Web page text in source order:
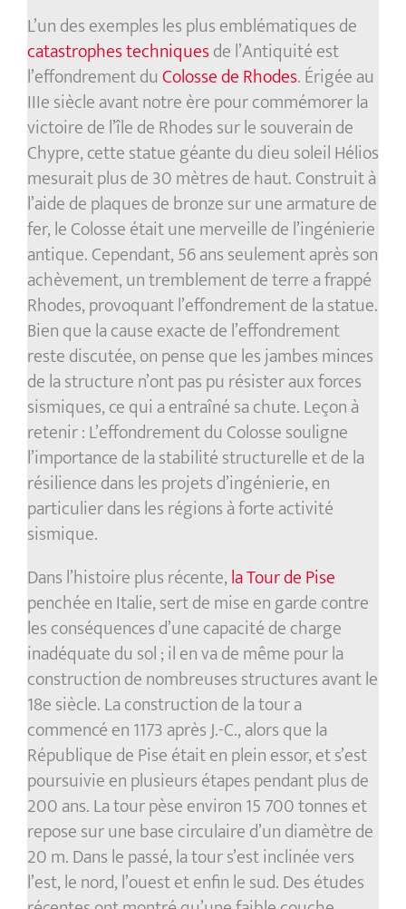
L’un des exemples les plus emblématiques de
catastrophes techniquesde l’Antiquité est
l’effondrement duColosse de Rhodes. Érigée au
IIIe siècle avant notre ère pour commémorer la
victoire de l’île de Rhodes sur le souverain de
Chypre, cette statue géante du dieu soleil Hélios
mesurait plus de 30 mètres de haut. Construit à
l’aide de plaques de bronze sur une armature de
fer, le Colosse était une merveille de l’ingénierie
antique. Cependant, 56 ans seulement après son
achèvement, un tremblement de terre a frappé
Rhodes, provoquant l’effondrement de la statue.
Bien que la cause exacte de l’effondrement
reste discutée, on pense que les jambes minces
de la structure n’ont pas pu résister aux forces
sismiques, ce qui a entraîné sa chute. Leçon à
retenir : L’effondrement du Colosse souligne
l’importance de la stabilité structurelle et de la
résilience dans les projets d’ingénierie, en
particulier dans les régions à forte activité
sismique.
Dans l’histoire plus récente,la Tour de Pise
penchée en Italie, sert de mise en garde contre
les conséquences d’une capacité de charge
inadéquate du sol ; il en va de même pour la
construction de nombreuses structures avant le
18e siècle. La construction de la tour a
commencé en 1173 après J.-C., alors que la
République de Pise était en plein essor, et s’est
poursuivie en plusieurs étapes pendant plus de
200 ans. La tour pèse environ 15 700 tonnes et
repose sur une base circulaire d’un diamètre de
20 m. Dans le passé, la tour s’est inclinée vers
l’est, le nord, l’ouest et enfin le sud. Des études